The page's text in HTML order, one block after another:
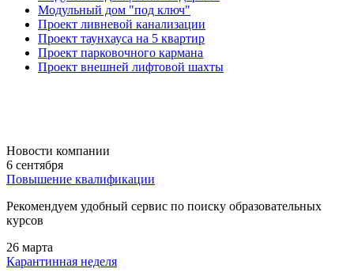
Модульный дом "под ключ"
Проект ливневой канализации
Проект таунхауса на 5 квартир
Проект парковочного кармана
Проект внешней лифтовой шахты
Новости компании
6 сентября
Повышение квалификации
Рекомендуем удобный сервис по поиску образовательных
курсов
26 марта
Карантинная неделя